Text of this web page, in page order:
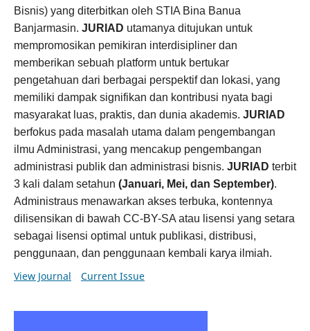
Bisnis) yang diterbitkan oleh STIA Bina Banua
Banjarmasin. JURIAD utamanya ditujukan untuk
mempromosikan pemikiran interdisipliner dan
memberikan sebuah platform untuk bertukar
pengetahuan dari berbagai perspektif dan lokasi, yang
memiliki dampak signifikan dan kontribusi nyata bagi
masyarakat luas, praktis, dan dunia akademis. JURIAD
berfokus pada masalah utama dalam pengembangan
ilmu Administrasi, yang mencakup pengembangan
administrasi publik dan administrasi bisnis. JURIAD terbit
3 kali dalam setahun (Januari, Mei, dan September).
Administraus menawarkan akses terbuka, kontennya
dilisensikan di bawah CC-BY-SA atau lisensi yang setara
sebagai lisensi optimal untuk publikasi, distribusi,
penggunaan, dan penggunaan kembali karya ilmiah.
View Journal Current Issue